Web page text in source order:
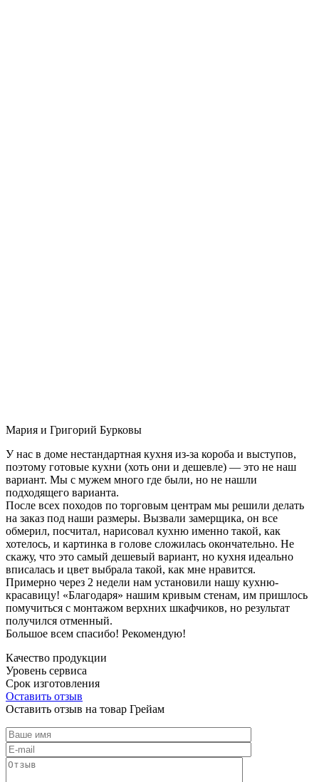
Мария и Григорий Бурковы
У нас в доме нестандартная кухня из-за короба и выступов,
поэтому готовые кухни (хоть они и дешевле) — это не наш
вариант. Мы с мужем много где были, но не нашли
подходящего варианта.
После всех походов по торговым центрам мы решили делать
на заказ под наши размеры. Вызвали замерщика, он все
обмерил, посчитал, нарисовал кухню именно такой, как
хотелось, и картинка в голове сложилась окончательно. Не
скажу, что это самый дешевый вариант, но кухня идеально
вписалась и цвет выбрала такой, как мне нравится.
Примерно через 2 недели нам установили нашу кухню-
красавицу! «Благодаря» нашим кривым стенам, им пришлось
помучиться с монтажом верхних шкафчиков, но результат
получился отменный.
Большое всем спасибо! Рекомендую!
Качество продукции
Уровень сервиса
Срок изготовления
Оставить отзыв
Оставить отзыв на товар Грейам